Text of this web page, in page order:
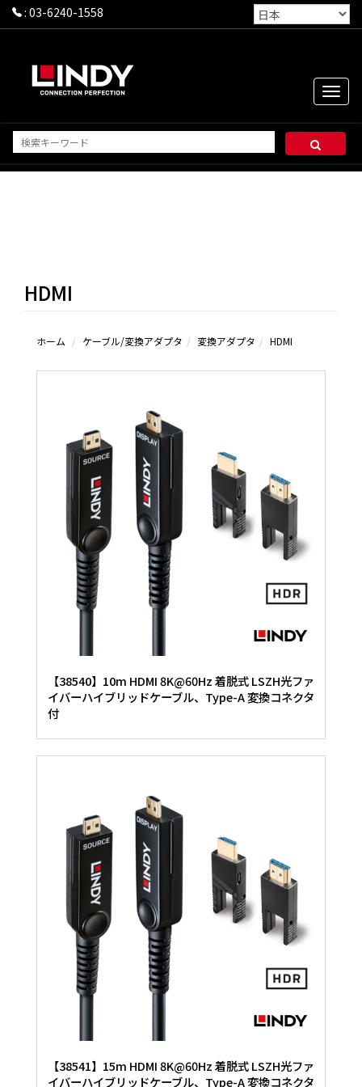
: 03-6240-1558
Toggle
HDMI
ホーム ケーブル/変換アダプタ 変換アダプタ HDMI
【38540】10m HDMI 8K@60Hz 着脱式 LSZH光ファ
イバーハイブリッドケーブル、Type-A 変換コネクタ
付
【38541】15m HDMI 8K@60Hz 着脱式 LSZH光ファ
イバーハイブリッドケーブル、Type-A 変換コネクタ